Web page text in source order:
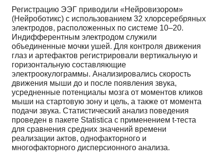
Регистрацию ЭЭГ приводили «Нейровизором»
(Нейроботикс) с использованием 32 хлорсеребряных
электродов, расположенных по системе 10–20.
Индифферентным электродом служили
объединенные мочки ушей. Для контроля движения
глаз и артефактов регистрировали вертикальную и
горизонтальную составляющие
электроокулограммы. Анализировались скорость
движения мыши до и после появления звука,
усредненные потенциалы мозга от моментов кликов
мыши на стартовую зону и цель, а также от момента
подачи звука. Статистический анализ поведения
проведен в пакете Statistica c применением t-теста
для сравнения средних значений времени
реализации актов, однофакторного и
многофакторного дисперсионного анализа.